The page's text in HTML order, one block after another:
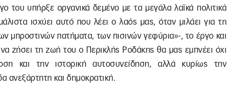
του υπήρξε οργανικά δεμένο με τα μεγάλα λαϊκά πολιτικά
ισχύει αυτό που λέει ο λαός μας, όταν μιλάει για τη
μπροστινών πατήματα, των πισινών γεφύρια»-, το έργο και
ζήσει τη ζωή του ο Περικλής Ροδάκης θα μας εμπνέει όχι
και την ιστορική αυτοσυνείδηση, αλλά κυρίως την
ανεξάρτητη και δημοκρατική.